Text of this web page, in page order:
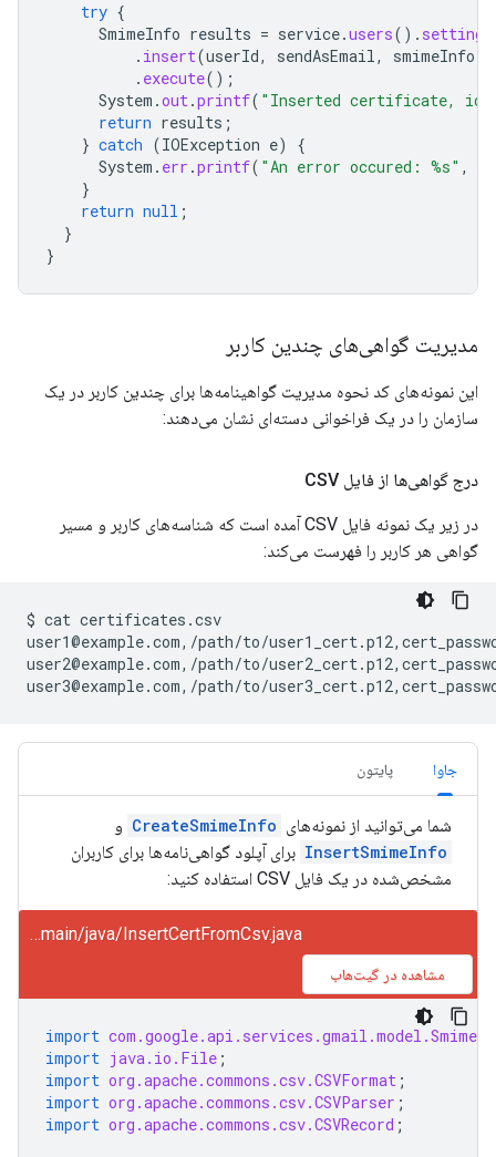
try {
SmimeInfo results = service.users(). settings
. insert(userId, sendAsEmail, smimeInfo
. execute();
System .out.printf( "Inserted certificate, id:
return results ;
} catch (IOException e)
{
System . err .printf( "An error occured: %s" ,
}
return null ;
}
}
مدیریت گواهی‌های چندین کاربر
این نمونه‌های کد نحوه مدیریت گواهینامه‌ها برای چندین کاربر در یک
سازمان را در یک فراخوانی دسته‌ای نشان می‌دهند:
درج گواهی‌ها از فایل CSV
در زیر یک نمونه فایل CSV آمده است که شناسه‌های کاربر و مسیر
گواهی هر کاربر را فهرست می‌کند:
$ cat certificates.csv
user1@example.com,/path/to/
user2@example.com,/path/to/
جاوا پایتون
شما می‌توانید از نمونه‌های CreateSmimeInfo و
InsertSmimeInfo برای آپلود گواهی‌نامه‌ها برای کاربران
مشخص‌شده در یک فایل CSV استفاده کنید:
gmail/snippets/src/main/java/InsertCertFromCsv.java
مشاهده در گیت‌هاب
import
import java.io.File ;
import org.apache.commons.csv.CSVFormat ;
import org.apache.commons.csv.CSVParser ;
import org.apache.commons.csv.CSVRecord ;